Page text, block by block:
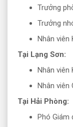
Trưởng
Trưởng
Nhân viên
Tại Lạng Sơn:
Nhân viên
Nhân viên
Tại Hải Phòng:
Phó Giám